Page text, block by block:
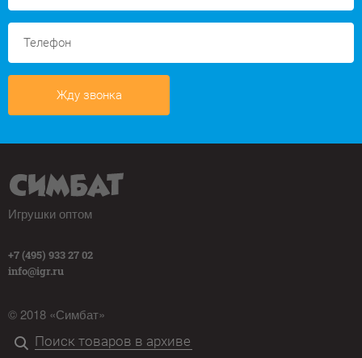
Жду звонка
Игрушки оптом
+7 (495) 933 27 02
info@igr.ru
© 2018 «Симбат»